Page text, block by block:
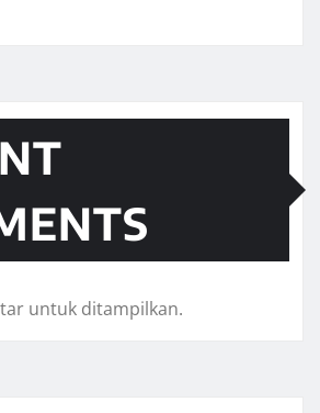
untuk ditampilkan.